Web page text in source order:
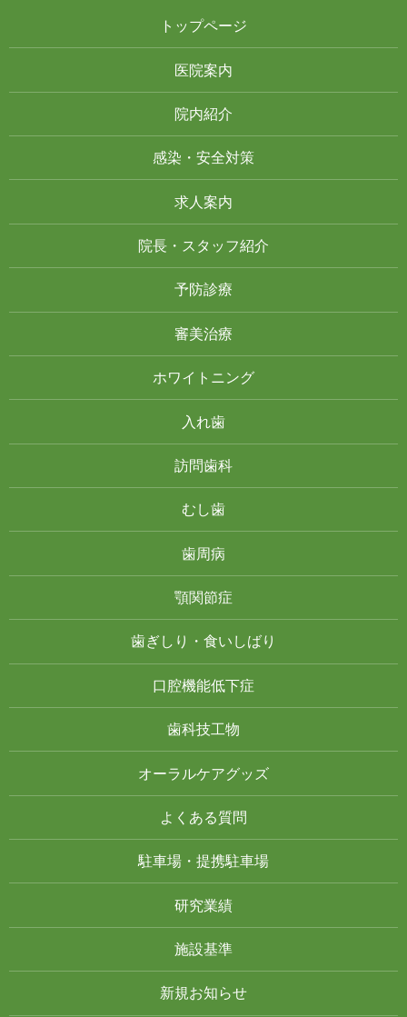
トップページ
医院案内
院内紹介
感染・安全対策
求人案内
院長・スタッフ紹介
予防診療
審美治療
ホワイトニング
入れ歯
訪問歯科
むし歯
歯周病
顎関節症
歯ぎしり・食いしばり
口腔機能低下症
歯科技工物
オーラルケアグッズ
よくある質問
駐車場・提携駐車場
研究業績
施設基準
新規お知らせ